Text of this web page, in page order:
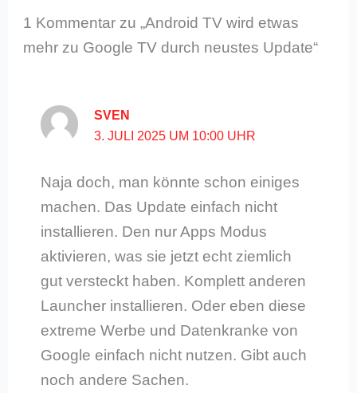
1 Kommentar zu „Android TV wird etwas
mehr zu Google TV durch neustes Update“
SVEN
3. JULI 2025 UM 10:00 UHR
Naja doch, man könnte schon einiges
machen. Das Update einfach nicht
installieren. Den nur Apps Modus
aktivieren, was sie jetzt echt ziemlich
gut versteckt haben. Komplett anderen
Launcher installieren. Oder eben diese
extreme Werbe und Datenkranke von
Google einfach nicht nutzen. Gibt auch
noch andere Sachen.